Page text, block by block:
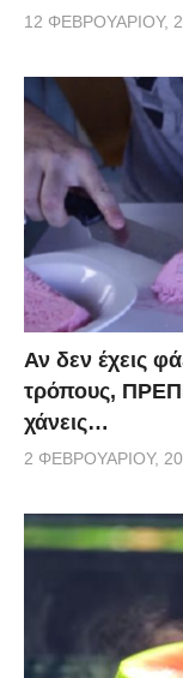
12 ΦΕΒΡΟΥΑΡΊΟΥ,
Αν δεν έχεις
τρόπους,
χάνεις…
2 ΦΕΒΡΟΥΑΡΊΟΥ,